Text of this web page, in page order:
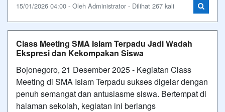
15/01/2026 04:00 - Oleh Administrator - Dilihat 267 kali
Class Meeting SMA Islam Terpadu Jadi Wadah
Ekspresi dan Kekompakan Siswa
Bojonegoro, 21 Desember 2025 - Kegiatan Class
Meeting di SMA Islam Terpadu sukses digelar dengan
penuh semangat dan antusiasme siswa. Bertempat di
halaman sekolah, kegiatan ini berlangs